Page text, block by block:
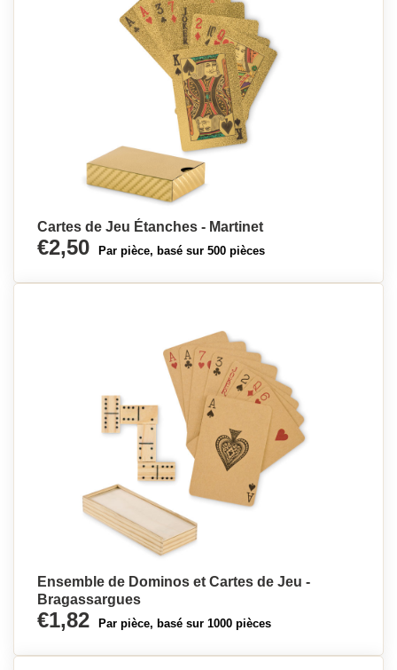
Cartes de Jeu Étanches - Martinet
€2,50 Par pièce, basé sur 500 pièces
Ensemble de Dominos et Cartes de Jeu -
Bragassargues
€1,82 Par pièce, basé sur 1000 pièces